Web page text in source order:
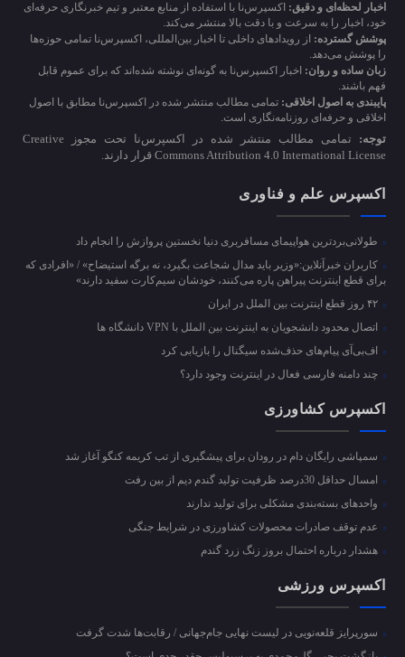
اخبار لحظه‌ای و دقیق: اکسپرس‌نا با استفاده از منابع معتبر و تیم خبرنگاری حرفه‌ای
خود، اخبار را به سرعت و با دقت بالا منتشر می‌کند.
پوشش گسترده: از رویدادهای داخلی تا اخبار بین‌المللی، اکسپرس‌نا تمامی حوزه‌ها
را پوشش می‌دهد.
زبان ساده و روان: اخبار اکسپرس‌نا به گونه‌ای نوشته شده‌اند که برای عموم قابل
فهم باشند.
پایبندی به اصول اخلاقی: تمامی مطالب منتشر شده در اکسپرس‌نا مطابق با اصول
اخلاقی و حرفه‌ای روزنامه‌نگاری است.
توجه:
تمامی مطالب منتشر شده در اکسپرس‌نا تحت مجوز Creative
Commons Attribution 4.0 International License قرار دارند.
اکسپرس علم و فناوری
طولانی‌بردترین هواپیمای مسافربری دنیا نخستین پروازش را انجام داد
کاربران خبرآنلاین:«وزیر باید مدال شجاعت بگیرد، نه برگه استیضاح» / «افرادی که
برای قطع اینترنت پیراهن پاره می‌کنند، خودشان سیم‌کارت سفید دارند»
۴۲ روز قطع اینترنت بین الملل در ایران
اتصال محدود دانشجویان به اینترنت بین الملل با VPN دانشگاه ها
اف‌بی‌آی پیام‌های حذف‌شده سیگنال را بازیابی کرد
چند دامنه فارسی فعال در اینترنت وجود دارد؟
اکسپرس کشاورزی
سمپاشی رایگان دام در رودان برای پیشگیری از تب کریمه کنگو آغاز شد
امسال حداقل 30درصد ظرفیت تولید گندم دیم از بین رفت
واحد‌های بسته‌بندی مشکلی برای تولید ندارند
عدم توقف صادرات محصولات کشاورزی در شرایط جنگی
هشدار درباره احتمال بروز زنگ زرد گندم
اکسپرس ورزشی
سورپرایز قلعه‌نویی در لیست نهایی جام‌جهانی / رقابت‌ها شدت گرفت